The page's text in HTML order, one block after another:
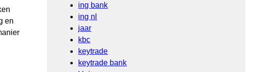
en
ing bank
ing nl
jaar
kbc
keytrade
keytrade bank